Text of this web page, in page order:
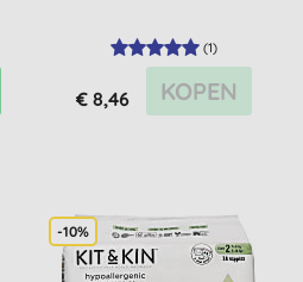
(1)
€ 8,46 KOPEN
-10%